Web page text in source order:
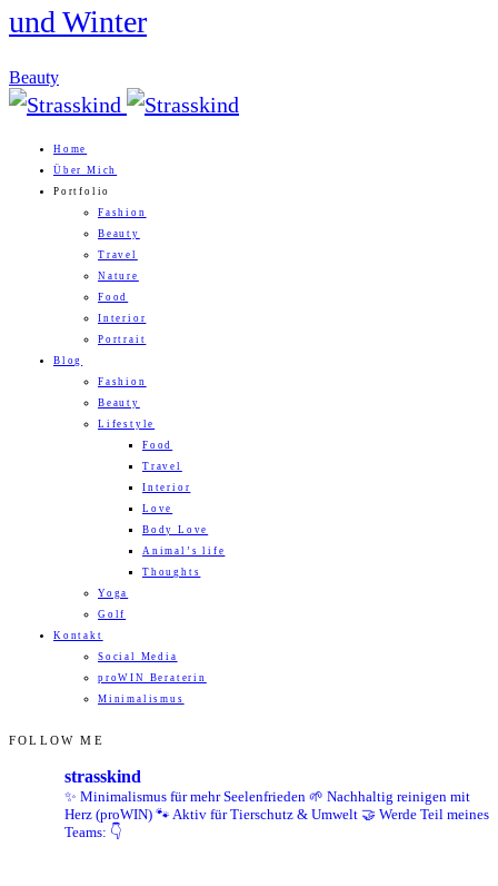
und Winter
Beauty
Home
Über Mich
Portfolio
Fashion
Beauty
Travel
Nature
Food
Interior
Portrait
Blog
Fashion
Beauty
Lifestyle
Food
Travel
Interior
Love
Body Love
Animal’s life
Thoughts
Yoga
Golf
Kontakt
Social Media
proWIN Beraterin
Minimalismus
FOLLOW ME
strasskind
✨ Minimalismus für mehr Seelenfrieden 🌱 Nachhaltig reinigen mit
Herz (proWIN) 🐾 Aktiv für Tierschutz & Umwelt 🤝 Werde Teil meines
Teams: 👇